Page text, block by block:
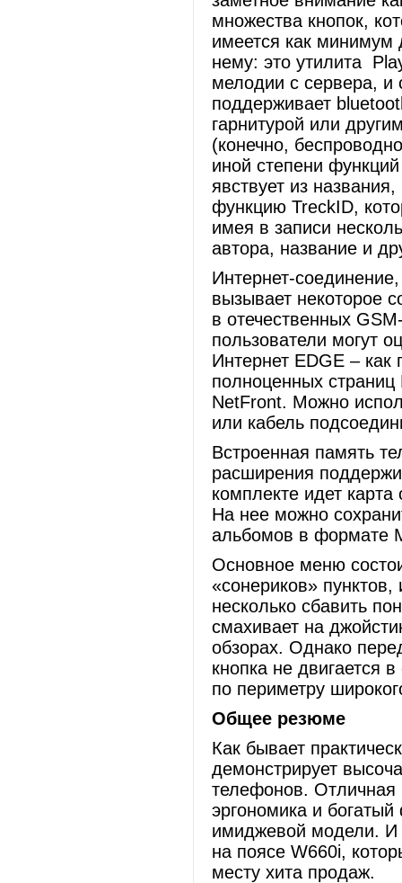
множества кнопок,
имеется как минимум
нему: это утилита
мелодии с сервера, и
поддерживает
гарнитурой или
(конечно,
иной степени
явствует из
функцию TreckID,
имея в записи
автора, название и
Интернет-
вызывает некоторое
в отечественных
пользователи могут
Интернет EDGE – как
полноценных страниц
NetFront. Можно
или кабель
Встроенная память
расширения
комплекте идет
На нее можно
альбомов в формате
Основное меню
«сонериков»
несколько сбавить
смахивает на
обзорах. Однако
кнопка не двигается
по периметру
Общее резюме
Как бывает
демонстрирует
телефонов. Отличная
эргономика и
имиджевой модели. И
на поясе W660i,
месту хита продаж.